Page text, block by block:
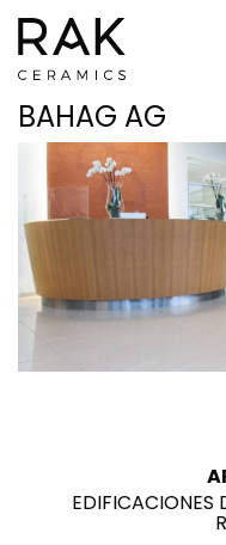
BAHAG AG
EDIFICACIONES